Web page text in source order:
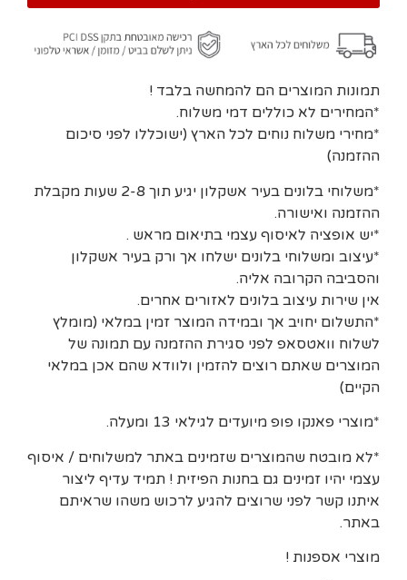
תמונות המוצרים הם להמחשה בלבד !
*המחירים לא כוללים דמי משלוח.
*מחירי משלוח נוחים לכל הארץ (ישוכללו לפני סיכום
ההזמנה)
*משלוחי בלונים בעיר אשקלון יגיע תוך 2-8 שעות מקבלת
ההזמנה ואישורה.
*יש אופציה לאיסוף עצמי בתיאום מראש .
*עיצוב ומשלוחי בלונים ישלחו אך ורק בעיר אשקלון
והסביבה הקרובה אליה.
אין שירות עיצוב בלונים לאזורים אחרים.
*התשלום יחויב אך ובמידה המוצר זמין במלאי (מומלץ
לשלוח וואטסאפ לפני סגירת ההזמנה עם תמונה של
המוצרים שאתם רוצים להזמין ולוודא שהם אכן במלאי
הקיים)
*מוצרי פאנקו פופ מיועדים לגילאי 13 ומעלה.
*לא מובטח שהמוצרים שזמינים באתר למשלוחים / איסוף
עצמי יהיו זמינים גם בחנות הפיזית ! תמיד עדיף ליצור
איתנו קשר לפני שרוצים להגיע לרכוש משהו שראיתם
באתר.
מוצרי אספנות !